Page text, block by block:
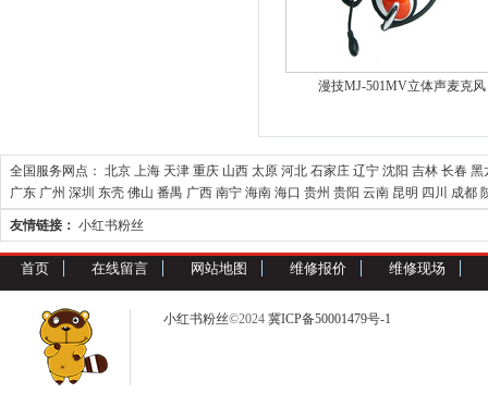
漫技MJ-501MV立体声麦克风
全国服务网点： 北京 上海 天津 重庆 山西 太原 河北 石家庄 辽宁 沈阳 吉林 长春 黑
广东 广州 深圳 东壳 佛山 番禺 广西 南宁 海南 海口 贵州 贵阳 云南 昆明 四川 成都
友情链接： 小红书粉丝
首页 在线留言 网站地图 维修报价 维修现场
小红书粉丝©2024 冀ICP备50001479号-1